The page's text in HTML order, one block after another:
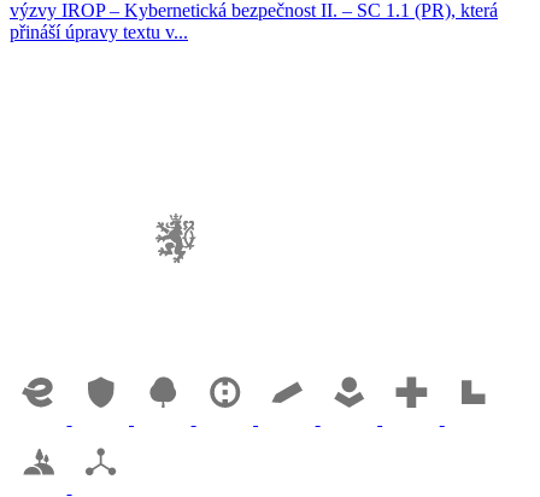
výzvy IROP – Kybernetická bezpečnost II. – SC 1.1 (PR), která
přináší úpravy textu v...